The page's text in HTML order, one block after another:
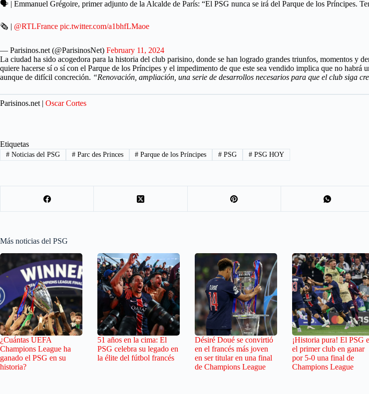
🗣️ | Emmanuel Grégoire, primer adjunto de la Alcalde de París: “El PSG nunca se irá del Parque de los Príncipes.
🗞️ | @RTLFrance pic.twitter.com/a1bhfLMaoe
— Parisinos.net (@ParisinosNet) February 11, 2024
La ciudad ha sido acogedora para la historia del club parisino, donde se han logrado grandes triunfos, momentos y
quiere hacerse sí o sí con el Parque de los Príncipes y el impedimento de que este sea vendido implica que no habrá
aunque de difícil concreción. “Renovación, ampliación, una serie de desarrollos necesarios para que el club siga
Parisinos.net | Oscar Cortes
Etiquetas
#Noticias del PSG #Parc des Princes # Parque de los Príncipes # PSG # PSG HOY
Más noticias del PSG
¿Cuántas UEFA
Champions League ha
ganado el PSG en su
historia?
51 años en la cima: El
PSG celebra su legado en
la élite del fútbol francés
Désiré Doué se convirtió
en el francés más joven
en ser titular en una final
de Champions League
¡Historia pura! El PSG
el primer club en ganar
por 5-0 una final de
Champions League